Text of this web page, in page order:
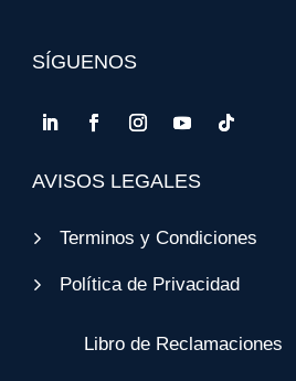
SÍGUENOS
AVISOS LEGALES
Terminos y Condiciones
Política de Privacidad
Libro de Reclamaciones